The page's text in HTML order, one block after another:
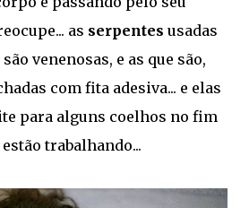
as serpentes usadas
são venenosas, e as que são,
com fita adesiva... e elas
para alguns coelhos no fim
trabalhando...